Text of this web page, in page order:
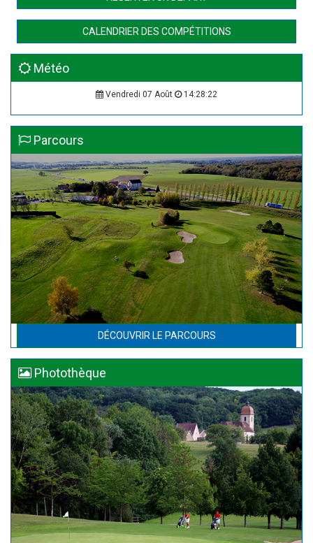
CALENDRIER DES COMPÉTITIONS
Météo
Vendredi 07 Août 14:28:23
Parcours
DÉCOUVRIR LE PARCOURS
Photothèque